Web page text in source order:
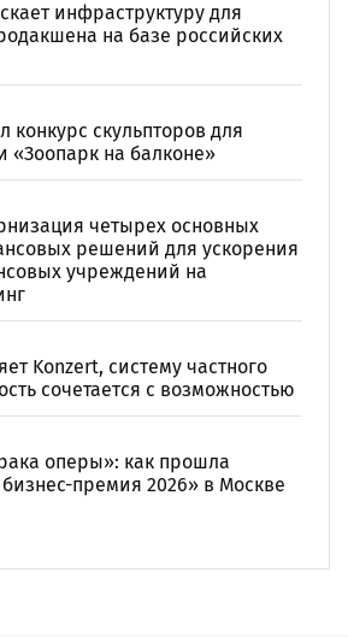
инфраструктуру для
на базе российских
конкурс скульпторов для
«Зоопарк на балконе»
четырех основных
решений для ускорения
учреждений на
Konzert, систему частного
сочетается с возможностью
оперы»: как прошла
премия 2026» в Москве